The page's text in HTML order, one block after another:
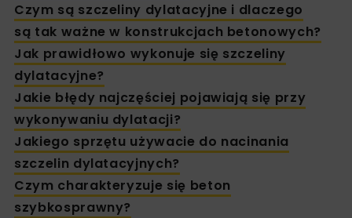
Czym są szczeliny dylatacyjne i dlaczego
są tak ważne w konstrukcjach betonowych?
Jak prawidłowo wykonuje się szczeliny
dylatacyjne?
Jakie błędy najczęściej pojawiają się przy
wykonywaniu dylatacji?
Jakiego sprzętu używacie do nacinania
szczelin dylatacyjnych?
Czym charakteryzuje się beton
szybkosprawny?